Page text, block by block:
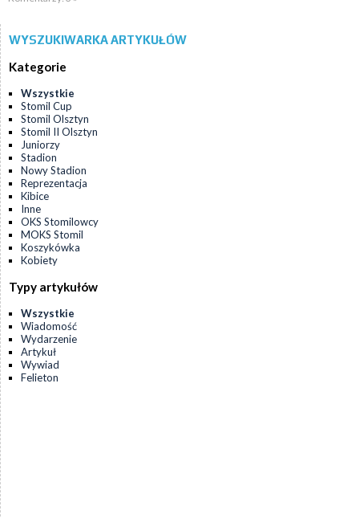
WYSZUKIWARKA ARTYKUŁÓW
Kategorie
Wszystkie
Stomil Cup
Stomil Olsztyn
Stomil II Olsztyn
Juniorzy
Stadion
Nowy Stadion
Reprezentacja
Kibice
Inne
OKS Stomilowcy
MOKS Stomil
Koszykówka
Kobiety
Typy artykułów
Wszystkie
Wiadomość
Wydarzenie
Artykuł
Wywiad
Felieton